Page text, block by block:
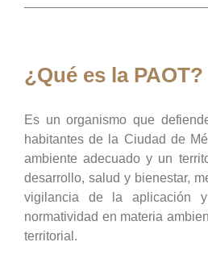
¿Qué es la PAOT?
Es un organismo que
habitantes de la Ciudad de
ambiente adecuado y un
desarrollo, salud y bienestar,
vigilancia de la aplicación
normatividad en materia
territorial.